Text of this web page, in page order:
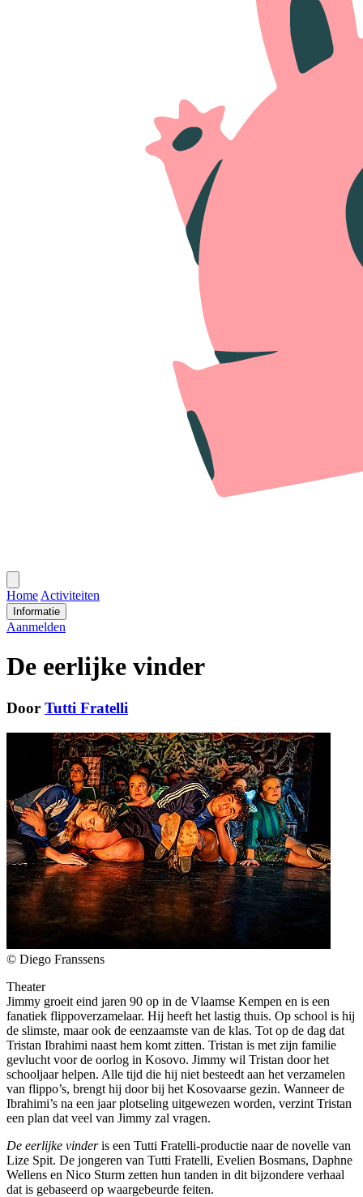
menu
Home Activiteiten
Informatie
Aanmelden
De eerlijke vinder
Door Tutti Fratelli
© Diego Franssens
Theater
Jimmy groeit eind jaren 90 op in de Vlaamse Kempen en is een
fanatiek flippoverzamelaar. Hij heeft het lastig thuis. Op school is hij
de slimste, maar ook de eenzaamste van de klas. Tot op de dag dat
Tristan Ibrahimi naast hem komt zitten. Tristan is met zijn familie
gevlucht voor de oorlog in Kosovo. Jimmy wil Tristan door het
schooljaar helpen. Alle tijd die hij niet besteedt aan het verzamelen
van flippo’s, brengt hij door bij het Kosovaarse gezin. Wanneer de
Ibrahimi’s na een jaar plotseling uitgewezen worden, verzint Tristan
een plan dat veel van Jimmy zal vragen.
De eerlijke vinderis een Tutti Fratelli-productie naar de novelle van
Lize Spit. De jongeren van Tutti Fratelli, Evelien Bosmans, Daphne
Wellens en Nico Sturm zetten hun tanden in dit bijzondere verhaal
dat is gebaseerd op waargebeurde feiten.